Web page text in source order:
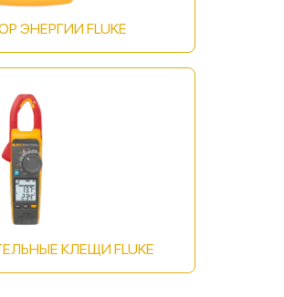
ЭНЕРГИИ FLUKE
КЛЕЩИ FLUKE